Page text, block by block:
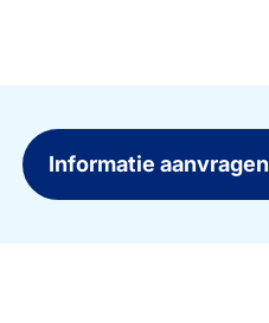
Informatie aanvragen